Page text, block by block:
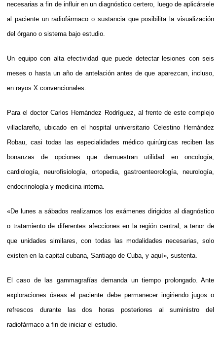
necesarias a fin de influir en un diagnóstico certero, luego de aplicársele
al paciente un radiofármaco o sustancia que posibilita la visualización
del órgano o sistema bajo estudio.
Un equipo con alta efectividad que puede detectar lesiones con seis
meses o hasta un año de antelación antes de que aparezcan, incluso,
en rayos X convencionales.
Para el doctor Carlos Hernández Rodríguez, al frente de este complejo
villaclareño, ubicado en el hospital universitario Celestino Hernández
Robau, casi todas las especialidades médico quirúrgicas reciben las
bonanzas de opciones que demuestran utilidad en oncología,
cardiología, neurofisiología, ortopedia, gastroenteorología, neurología,
endocrinología y medicina interna.
«De lunes a sábados realizamos los exámenes dirigidos al diagnóstico
o tratamiento de diferentes afecciones en la región central, a tenor de
que unidades similares, con todas las modalidades necesarias, solo
existen en la capital cubana, Santiago de Cuba, y aquí», sustenta.
El caso de las gammagrafías demanda un tiempo prolongado. Ante
exploraciones óseas el paciente debe permanecer ingiriendo jugos o
refrescos durante las dos horas posteriores al suministro del
radiofármaco a fin de iniciar el estudio.